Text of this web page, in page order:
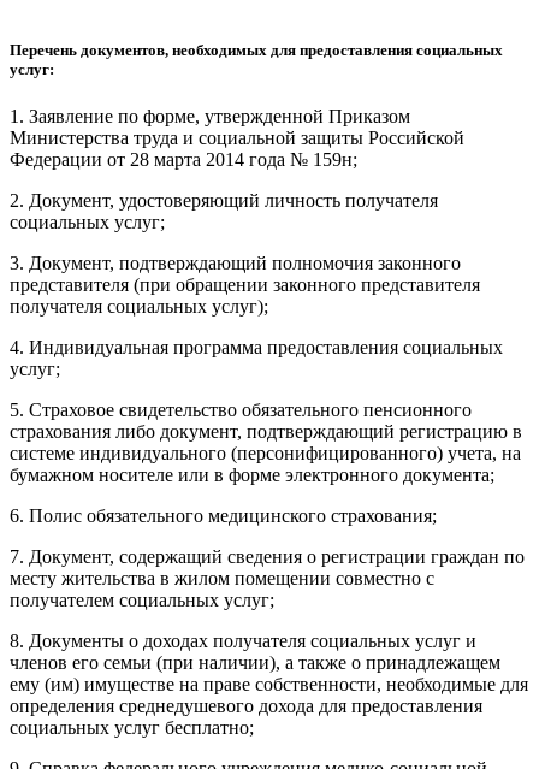
Перечень документов, необходимых для предоставления социальных
услуг:
1. Заявление по форме, утвержденной Приказом
Министерства труда и социальной защиты Российской
Федерации от 28 марта 2014 года № 159н;
2. Документ, удостоверяющий личность получателя
социальных услуг;
3. Документ, подтверждающий полномочия законного
представителя (при обращении законного представителя
получателя социальных услуг);
4. Индивидуальная программа предоставления социальных
услуг;
5. Страховое свидетельство обязательного пенсионного
страхования либо документ, подтверждающий регистрацию в
системе индивидуального (персонифицированного) учета, на
бумажном носителе или в форме электронного документа;
6. Полис обязательного медицинского страхования;
7. Документ, содержащий сведения о регистрации граждан по
месту жительства в жилом помещении совместно с
получателем социальных услуг;
8. Документы о доходах получателя социальных услуг и
членов его семьи (при наличии), а также о принадлежащем
ему (им) имуществе на праве собственности, необходимые для
определения среднедушевого дохода для предоставления
социальных услуг бесплатно;